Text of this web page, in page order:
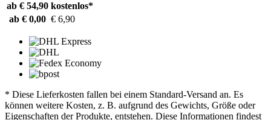
ab € 54,90 kostenlos*
ab € 0,00 € 6,90
* Diese Lieferkosten fallen bei einem Standard-Versand an. Es
können weitere Kosten, z. B. aufgrund des Gewichts, Größe oder
Eigenschaften der Produkte, entstehen. Diese Informationen findest